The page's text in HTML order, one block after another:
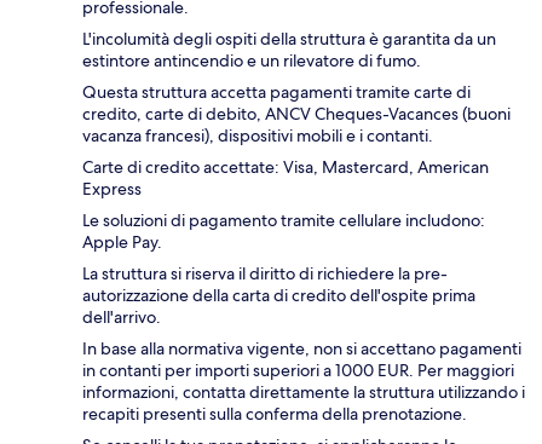
professionale.
L'incolumità degli ospiti della struttura è garantita da un
estintore antincendio e un rilevatore di fumo.
Questa struttura accetta pagamenti tramite carte di
credito, carte di debito, ANCV Cheques-Vacances (buoni
vacanza francesi), dispositivi mobili e i contanti.
Carte di credito accettate: Visa, Mastercard, American
Express
Le soluzioni di pagamento tramite cellulare includono:
Apple Pay.
La struttura si riserva il diritto di richiedere la pre-
autorizzazione della carta di credito dell'ospite prima
dell'arrivo.
In base alla normativa vigente, non si accettano pagamenti
in contanti per importi superiori a 1000 EUR. Per maggiori
informazioni, contatta direttamente la struttura utilizzando i
recapiti presenti sulla conferma della prenotazione.